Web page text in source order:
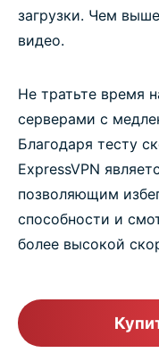
загрузки. Чем
видео.
Не тратьте время
серверами с
Благодаря тесту
ExpressVPN
позволяющим
способности и
более высокой